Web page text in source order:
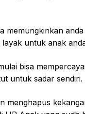
memungkinkan
untuk anak
bisa
untuk sadar sendiri.
menghapus